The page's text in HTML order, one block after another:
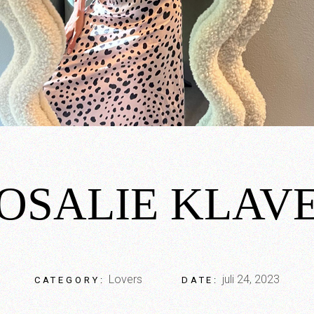
CATEGORY: Lovers DATE: juli 24, 2023